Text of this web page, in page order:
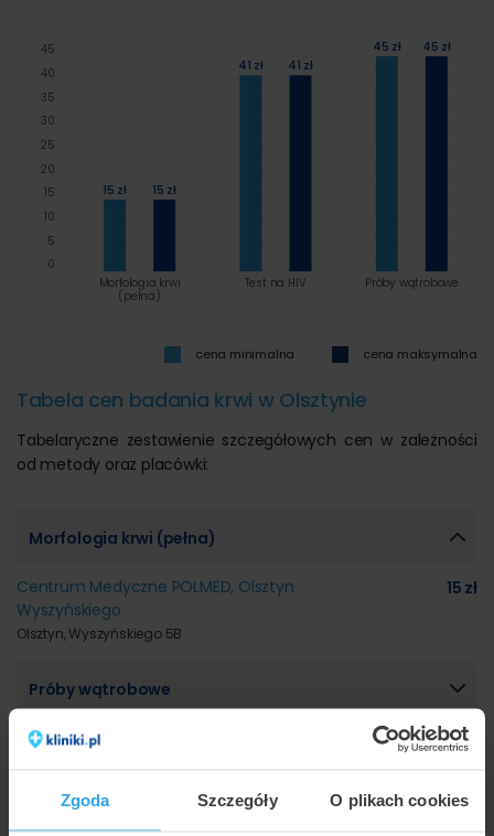
Zgoda Szczegóły O plikach cookies
15 zł
41 zł
45 zł
15 zł
41 zł
45 zł
Morfologia krwi
(pełna)
Test na HIV Próby wątrobowe
0
5
10
15
20
25
30
35
40
45
cena minimalna cena maksymalna
Tabela cen badania krwi w Olsztynie
Tabelaryczne zestawienie szczegółowych cen w zależności
od metody oraz placówki:
Morfologia krwi (pełna)
Centrum Medyczne POLMED, Olsztyn
Wyszyńskiego
Olsztyn, Wyszyńskiego 5B
15 zł
Próby wątrobowe
Test na HIV
Posiadamy również ofertę w 40 innych miastach. Sprawdź